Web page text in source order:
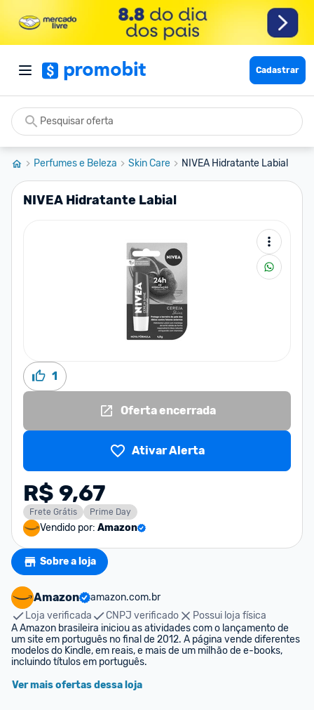
Cadastrar
Perfumes e Beleza Skin Care NIVEA Hidratante Labial
NIVEA Hidratante Labial
1
Oferta encerrada
Ativar Alerta
R$ 9,67
Frete Grátis Prime Day
Vendido por: Amazon
Sobre a loja
Amazon
amazon.com.br
Loja verificada
CNPJ verificado
Possui loja física
A Amazon brasileira iniciou as atividades com o lançamento de
um site em português no final de 2012. A página vende diferentes
modelos do Kindle, em reais, e mais de um milhão de e-books,
incluindo títulos em português.
Ver mais ofertas dessa loja